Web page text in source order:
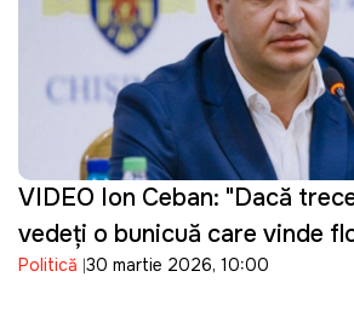
VIDEO Ion Ceban: "Dacă
vedeți o bunicuță care vinde
cumpărați un buchet"
Politică 30 martie 2026, 10:00